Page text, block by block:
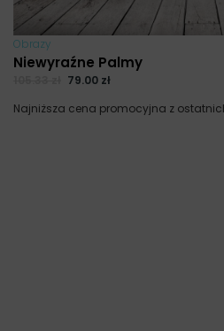
Obrazy
Niewyraźne Palmy
79.00 zł
Najniższa cena promocyjna z